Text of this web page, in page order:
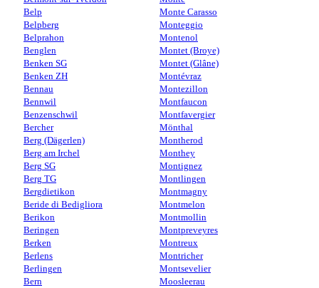
Belp
Belpberg
Belprahon
Benglen
Benken SG
Benken ZH
Bennau
Bennwil
Benzenschwil
Bercher
Berg (Dägerlen)
Berg am Irchel
Berg SG
Berg TG
Bergdietikon
Beride di Bedigliora
Berikon
Beringen
Berken
Berlens
Berlingen
Bern
Monte Carasso
Monteggio
Montenol
Montet (Broye)
Montet (Glâne)
Montévraz
Montezillon
Montfaucon
Montfavergier
Mönthal
Montherod
Monthey
Montignez
Montlingen
Montmagny
Montmelon
Montmollin
Montpreveyres
Montreux
Montricher
Montsevelier
Moosleerau